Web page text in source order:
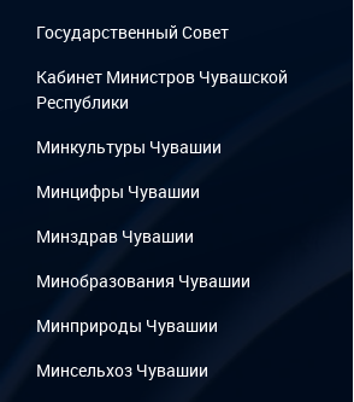
Государственный Cовет
Кабинет Министров Чувашской
Республики
Минкультуры Чувашии
Минцифры Чувашии
Минздрав Чувашии
Минобразования Чувашии
Минприроды Чувашии
Минсельхоз Чувашии